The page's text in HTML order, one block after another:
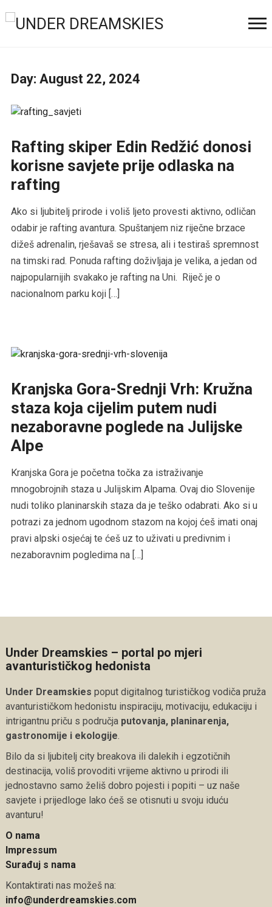
Day: August 22, 2024
Rafting skiper Edin Redžić donosi
korisne savjete prije odlaska na
rafting
Ako si ljubitelj prirode i voliš ljeto provesti aktivno, odličan
odabir je rafting avantura. Spuštanjem niz riječne brzace
dižeš adrenalin, rješavaš se stresa, ali i testiraš spremnost
na timski rad. Ponuda rafting doživljaja je velika, a jedan od
najpopularnijih svakako je rafting na Uni. Riječ je o
nacionalnom parku koji […]
Kranjska Gora-Srednji Vrh: Kružna
staza koja cijelim putem nudi
nezaboravne poglede na Julijske
Alpe
Kranjska Gora je početna točka za istraživanje
mnogobrojnih staza u Julijskim Alpama. Ovaj dio Slovenije
nudi toliko planinarskih staza da je teško odabrati. Ako si u
potrazi za jednom ugodnom stazom na kojoj ćeš imati onaj
pravi alpski osjećaj te ćeš uz to uživati u predivnim i
nezaboravnim pogledima na […]
Under Dreamskies – portal po mjeri
avanturističkog hedonista
Under Dreamskies poput digitalnog turističkog vodiča pruža
avanturističkom hedonistu inspiraciju, motivaciju, edukaciju i
intrigantnu priču s područja putovanja, planinarenja,
gastronomije i ekologije.
Bilo da si ljubitelj city breakova ili dalekih i egzotičnih
destinacija, voliš provoditi vrijeme aktivno u prirodi ili
jednostavno samo želiš dobro pojesti i popiti – uz naše
savjete i prijedloge lako ćeš se otisnuti u svoju iduću
avanturu!
O nama
Impressum
Surađuj s nama
Kontaktirati nas možeš na:
info@underdreamskies.com